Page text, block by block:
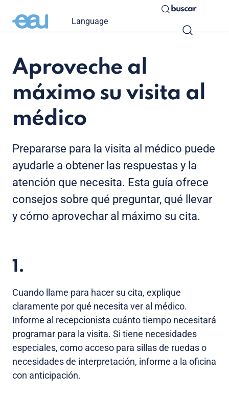
Language
buscar
Aproveche al
máximo su visita al
médico
Prepararse para la visita al médico puede
ayudarle a obtener las respuestas y la
atención que necesita. Esta guía ofrece
consejos sobre qué preguntar, qué llevar
y cómo aprovechar al máximo su cita.
1.
Cuando llame para hacer su cita, explique
claramente por qué necesita ver al médico.
Informe al recepcionista cuánto tiempo necesitará
programar para la visita. Si tiene necesidades
especiales, como acceso para sillas de ruedas o
necesidades de interpretación, informe a la oficina
con anticipación.